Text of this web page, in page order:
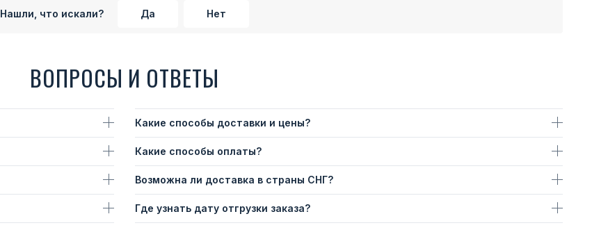
Нашли, что искали? Да Нет
ВОПРОСЫ И ОТВЕТЫ
Какие способы доставки и цены?
Какие способы оплаты?
Возможна ли доставка в страны СНГ?
Где узнать дату отгрузки заказа?